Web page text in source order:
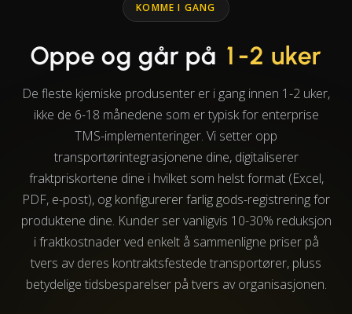
KOMME I GANG
Oppe og går på 1-2 uker
De fleste kjemiske produsenter er i gang innen 1-2 uker,
ikke de 6-18 månedene som er typisk for enterprise
TMS-implementeringer. Vi setter opp
transportørintegrasjonene dine, digitaliserer
fraktpriskortene dine i hvilket som helst format (Excel,
PDF, e-post), og konfigurerer farlig gods-registrering for
produktene dine. Kunder ser vanligvis 10-30% reduksjon
i fraktkostnader ved enkelt å sammenligne priser på
tvers av deres kontraktsfestede transportører, pluss
betydelige tidsbesparelser på tvers av organisasjonen.